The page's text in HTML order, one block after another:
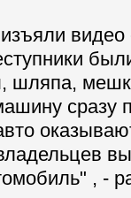
видео
шляпа,
сразу
, -